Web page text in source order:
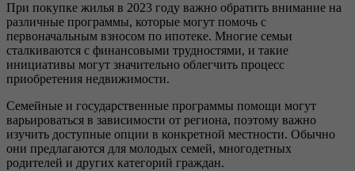
При покупке жилья в 2023 году важно обратить внимание на
различные программы, которые могут помочь с
первоначальным взносом по ипотеке. Многие семьи
сталкиваются с финансовыми трудностями, и такие
инициативы могут значительно облегчить процесс
приобретения недвижимости.
Семейные и государственные программы помощи могут
варьироваться в зависимости от региона, поэтому важно
изучить доступные опции в конкретной местности. Обычно
они предлагаются для молодых семей, многодетных
родителей и других категорий граждан.